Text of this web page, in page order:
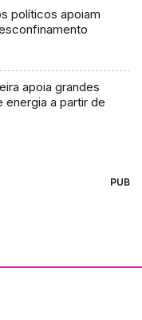
políticos apoiam
apoia grandes
energia a partir de
PUB